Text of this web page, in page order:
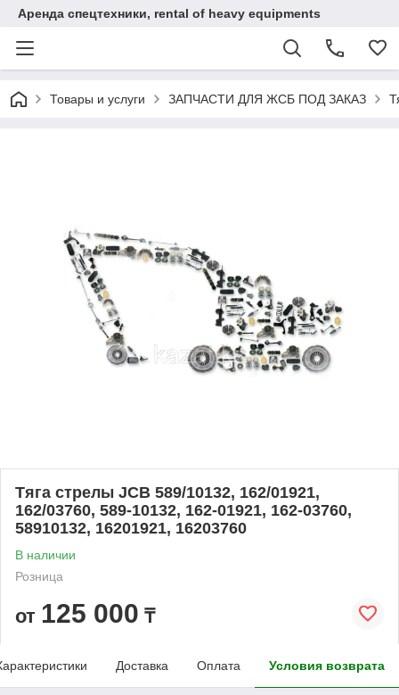
Аренда спецтехники, rental of heavy equipments
Товары и услуги ЗАПЧАСТИ ДЛЯ ЖСБ ПОД ЗАКАЗ
Тяга стрелы JCB 589/10132, 162/01921,
162/03760, 589-10132, 162-01921, 162-03760,
58910132, 16201921, 16203760
В наличии
Розница
от 125 000 ₸
Доставка Оплата Условия возврата